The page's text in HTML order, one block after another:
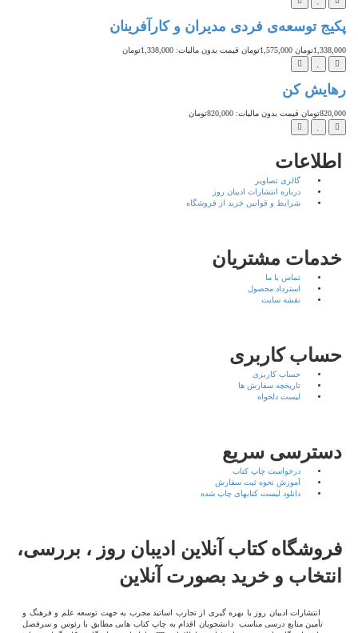
پکیج توسعه‌ی فردی مدیران و کارآفرینان
1,338,000تومان 1,575,000تومان قیمت بدون مالیات: 1,338,000تومان
رهایش کن
820,000تومان قیمت بدون مالیات: 820,000تومان
اطلاعات
گالری تصاویر
درباره انتشارات ادیبان روز
شرایط و قوانین خرید از فروشگاه
خدمات مشتریان
تماس با ما
استرداد محصول
نقشه سایت
حساب کاربری
حساب کاربری
تاریخچه سفارش ها
لیست دلخواه
دسترسی سریع
درخواست چاپ کتاب
آموزش نحوه ثبت سفارش
دانلود لیست کتابهای چاپ شده
فروشگاه کتاب آنلاین ادیبان روز ، بررسی،
انتخاب و خرید بصورت آنلاین
انتشارات ادیبان روز با بهره گیری از تجارب اساتید مجرب به جهت توسعه علم و فرهنگ و
تأمین منابع درسی مناسب دانشجویان اقدام به چاپ کتاب هایی مطابق با رئوس و سرفصل